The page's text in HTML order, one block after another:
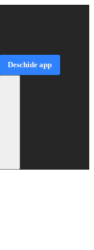
Deschide app